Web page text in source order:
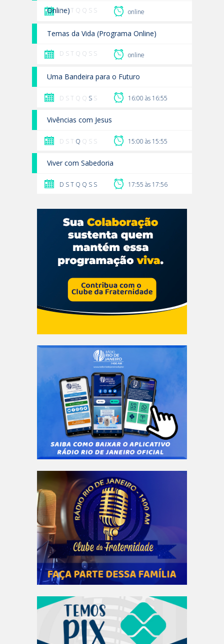
Online)D S T Q Q S S online
Temas da Vida (Programa Online)
D S T Q Q S S online
Uma Bandeira para o Futuro
D S T Q Q S S 16:00 às 16:55
Vivências com Jesus
D S T Q Q S S 15:00 às 15:55
Viver com Sabedoria
D ST Q Q S S 17:55 às 17:56